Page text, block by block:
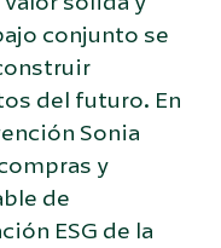
conjunto se
del futuro. En
Sonia
y
de
ESG de la